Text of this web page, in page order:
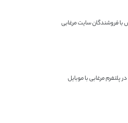
با فروشندگان سایت مرغابی
پلتفرم مرغابی با موبایل